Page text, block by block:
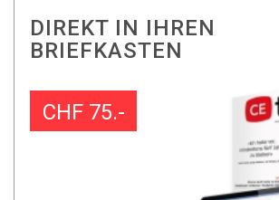
DIREKT IN IHREN
BRIEFKASTEN
CHF 75.-